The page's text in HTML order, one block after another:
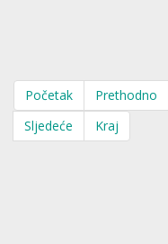
Početak Prethodno
Sljedeće
Kraj